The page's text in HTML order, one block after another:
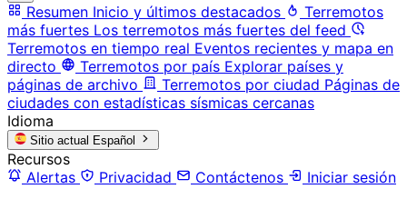
Resumen Inicio y últimos destacados
Terremotos
más fuertes Los terremotos más fuertes del feed
Terremotos en tiempo real Eventos recientes y mapa en
directo
Terremotos por país Explorar países y
páginas de archivo
Terremotos por ciudad Páginas de
ciudades con estadísticas sísmicas cercanas
Idioma
Sitio actual Español
Recursos
Alertas
Privacidad Contáctenos
Iniciar sesión